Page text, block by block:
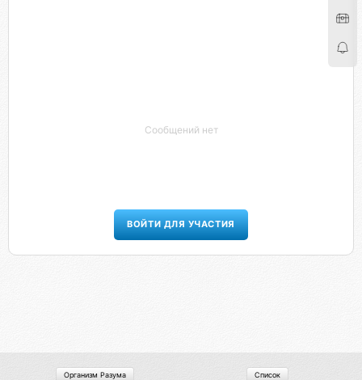
Сообщений нет
ВОЙТИ ДЛЯ УЧАСТИЯ
Организм Разума Список